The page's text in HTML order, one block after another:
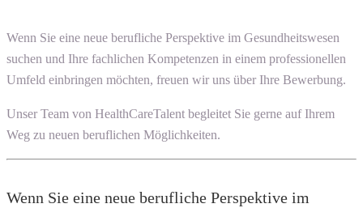
Wenn Sie eine neue berufliche Perspektive im Gesundheitswesen
suchen und Ihre fachlichen Kompetenzen in einem professionellen
Umfeld einbringen möchten, freuen wir uns über Ihre Bewerbung.
Unser Team von HealthCareTalent begleitet Sie gerne auf Ihrem
Weg zu neuen beruflichen Möglichkeiten.
Wenn Sie eine neue berufliche Perspektive im